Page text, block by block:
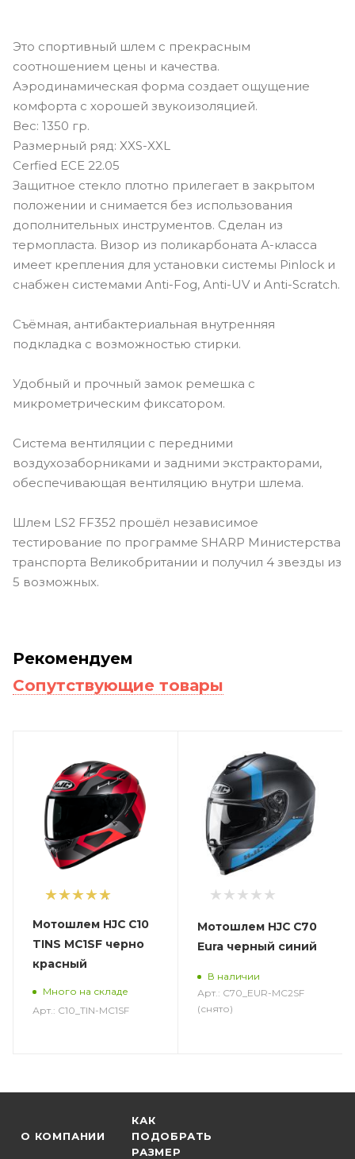
Это спортивный шлем с прекрасным
соотношением цены и качества.
Аэродинамическая форма создает ощущение
комфорта с хорошей звукоизоляцией.
Вес: 1350 гр.
Размерный ряд: XXS-XXL
Cerfied ECE 22.05
Защитное стекло плотно прилегает в закрытом
положении и снимается без использования
дополнительных инструментов. Сделан из
термопласта. Визор из поликарбоната А-класса
имеет крепления для установки системы Pinlock и
снабжен системами Anti-Fog, Anti-UV и Anti-Scratch.
Съёмная, антибактериальная внутренняя
подкладка с возможностью стирки.
Удобный и прочный замок ремешка с
микрометрическим фиксатором.
Система вентиляции с передними
воздухозаборниками и задними экстракторами,
обеспечивающая вентиляцию внутри шлема.
Шлем LS2 FF352 прошёл независимое
тестирование по программе SHARP Министерства
транспорта Великобритании и получил 4 звезды из
5 возможных.
Рекомендуем
Сопутствующие товары
1
Мотошлем HJC C10
TINS MC1SF черно
красный
Много на складе
Арт.: C10_TIN-MC1SF
Мотошлем HJC C70
Eura черный синий
В наличии
Арт.: C70_EUR-MC2SF
(снято)
О КОМПАНИИ
КАК
ПОДОБРАТЬ
РАЗМЕР